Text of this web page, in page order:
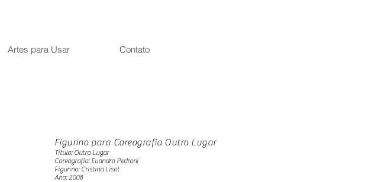
Artes para Usar Contato
Figurino para Coreografia Outro Lugar
Título: Outro Lugar
Coreografia: Evandro Pedroni
Figurino: Cristina Lisot
Ano: 2008